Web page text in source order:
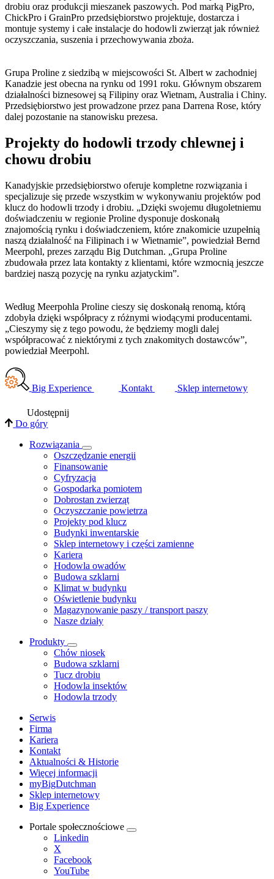
drobiu oraz produkcji mieszanek paszowych. Pod marką PigPro,
ChickPro i GrainPro przedsiębiorstwo projektuje, dostarcza i
montuje systemy i całe instalacje do hodowli zwierząt jak również
oczyszczania, suszenia i przechowywania zboża.
Grupa Proline z siedzibą w miejscowości St. Albert w zachodniej
Kanadzie jest obecna na rynku od 1991 roku. Głównym obszarem
działalności biznesowej są Filipiny oraz Wietnam, Australia i Chiny.
Przedsiębiorstwo jest prowadzone przez pana Darrena Rose, który
dalej pozostanie na stanowisku prezesa.
Projekty do hodowli trzody chlewnej i
chowu drobiu
Kanadyjskie przedsiębiorstwo oferuje kompletne rozwiązania i
specjalizuje się przede wszystkim w wykonywaniu projektów pod
klucz do hodowli trzody i drobiu. „Dzięki swojemu długoletniemu
doświadczeniu w regionie Proline dysponuje doskonałą
znajomością rynku i doświadczeniem, które znakomicie uzupełnią
naszą działalność na Filipinach i w Wietnamie”, powiedział Bernd
Meerpohl, prezes zarządu Big Dutchman. „Grupa Proline
zbudowała przez lata kontakty z klientami, które wzmocnią jeszcze
bardziej naszą pozycję na rynku azjatyckim”.
Według Meerpohla Proline cieszy się doskonałą renomą, którą
zdobyła dzięki współpracy z różnymi wiodącymi producentami.
„Cieszymy się z tego powodu, że będziemy mogli dalej
współpracować z niektórymi z tych znakomitych dostawców”,
powiedział Meerpohl.
Big Experience Kontakt Sklep internetowy
Udostępnij
Do góry
Rozwiązania
​Oszczędzanie energii
Finansowanie
Cyfryzacja
Gospodarka pomiotem
Dobrostan zwierząt
Oczyszczanie powietrza
Projekty pod klucz
Budynki inwentarskie
Sklep internetowy i części zamienne
Kariera
Hodowla owadów
Budowa szklarni
Klimat w budynku
Oświetlenie budynku
Magazynowanie paszy / transport paszy
Nasze działy
Produkty
Chów niosek
Budowa szklarni
Tucz drobiu
Hodowla insektów
Hodowla trzody
Serwis
Firma
Kariera
Kontakt
Aktualności & Historie
Więcej informacji
myBigDutchman
Sklep internetowy
Big Experience
Portale społecznościowe
Linkedin
X
Facebook
YouTube